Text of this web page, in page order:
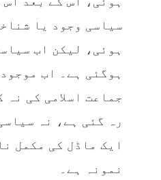
سیاسی وجود یا
ہوئی، لیکن اب
ہوگئی ہے۔ اب
جماعت اسلامی کی
رہ گئی ہے، نہ
ایک ماڈل کی مکمل
نمونہ ہے۔